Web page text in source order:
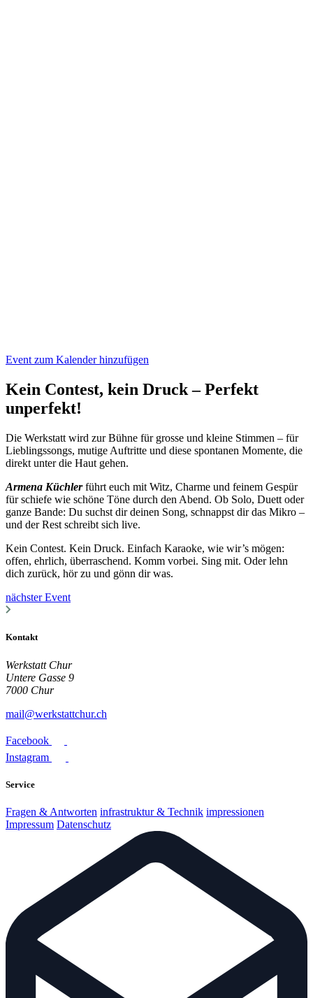
Event zum Kalender hinzufügen
Kein Contest, kein Druck – Perfekt
unperfekt!
Die Werkstatt wird zur Bühne für grosse und kleine Stimmen – für
Lieblingssongs, mutige Auftritte und diese spontanen Momente, die
direkt unter die Haut gehen.
Armena Küchlerführt euch mit Witz, Charme und feinem Gespür
für schiefe wie schöne Töne durch den Abend. Ob Solo, Duett oder
ganze Bande: Du suchst dir deinen Song, schnappst dir das Mikro –
und der Rest schreibt sich live.
Kein Contest. Kein Druck. Einfach Karaoke, wie wir’s mögen:
offen, ehrlich, überraschend. Komm vorbei. Sing mit. Oder lehn
dich zurück, hör zu und gönn dir was.
nächster Event
Kontakt
Werkstatt Chur
Untere Gasse 9
7000 Chur
mail@werkstattchur.ch
Facebook
Instagram
Service
Fragen & Antworten infrastruktur & Technik impressionen
Impressum Datenschutz